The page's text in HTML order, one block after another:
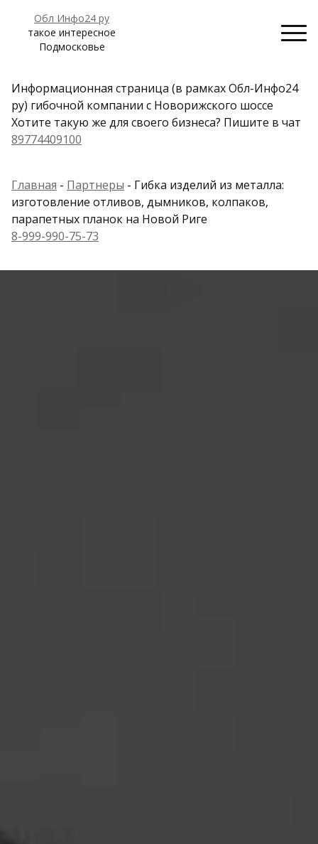
Обл Инфо24 ру
такое интересное
Подмосковье
Информационная страница (в рамках Обл-Инфо24
ру) гибочной компании с Новорижского шоссе
Хотите такую же для своего бизнеса? Пишите в чат
89774409100
Главная - Партнеры - Гибка изделий из металла:
изготовление отливов, дымников, колпаков,
парапетных планок на Новой Риге
8-999-990-75-73